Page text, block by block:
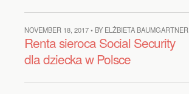
NOVEMBER 18, 2017 • BY ELŻBIETA BAUMGARTNER
Renta sieroca Social Security
dla dziecka w Polsce